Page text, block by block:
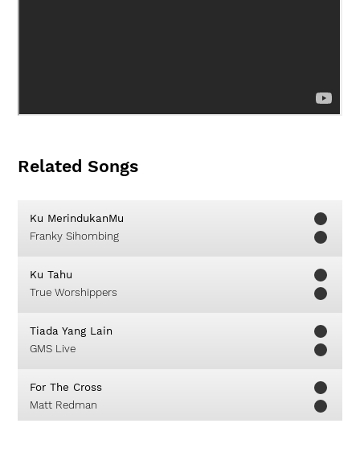
Related Songs
Ku MerindukanMu
Franky Sihombing
Ku Tahu
True Worshippers
Tiada Yang Lain
GMS Live
For The Cross
Matt Redman